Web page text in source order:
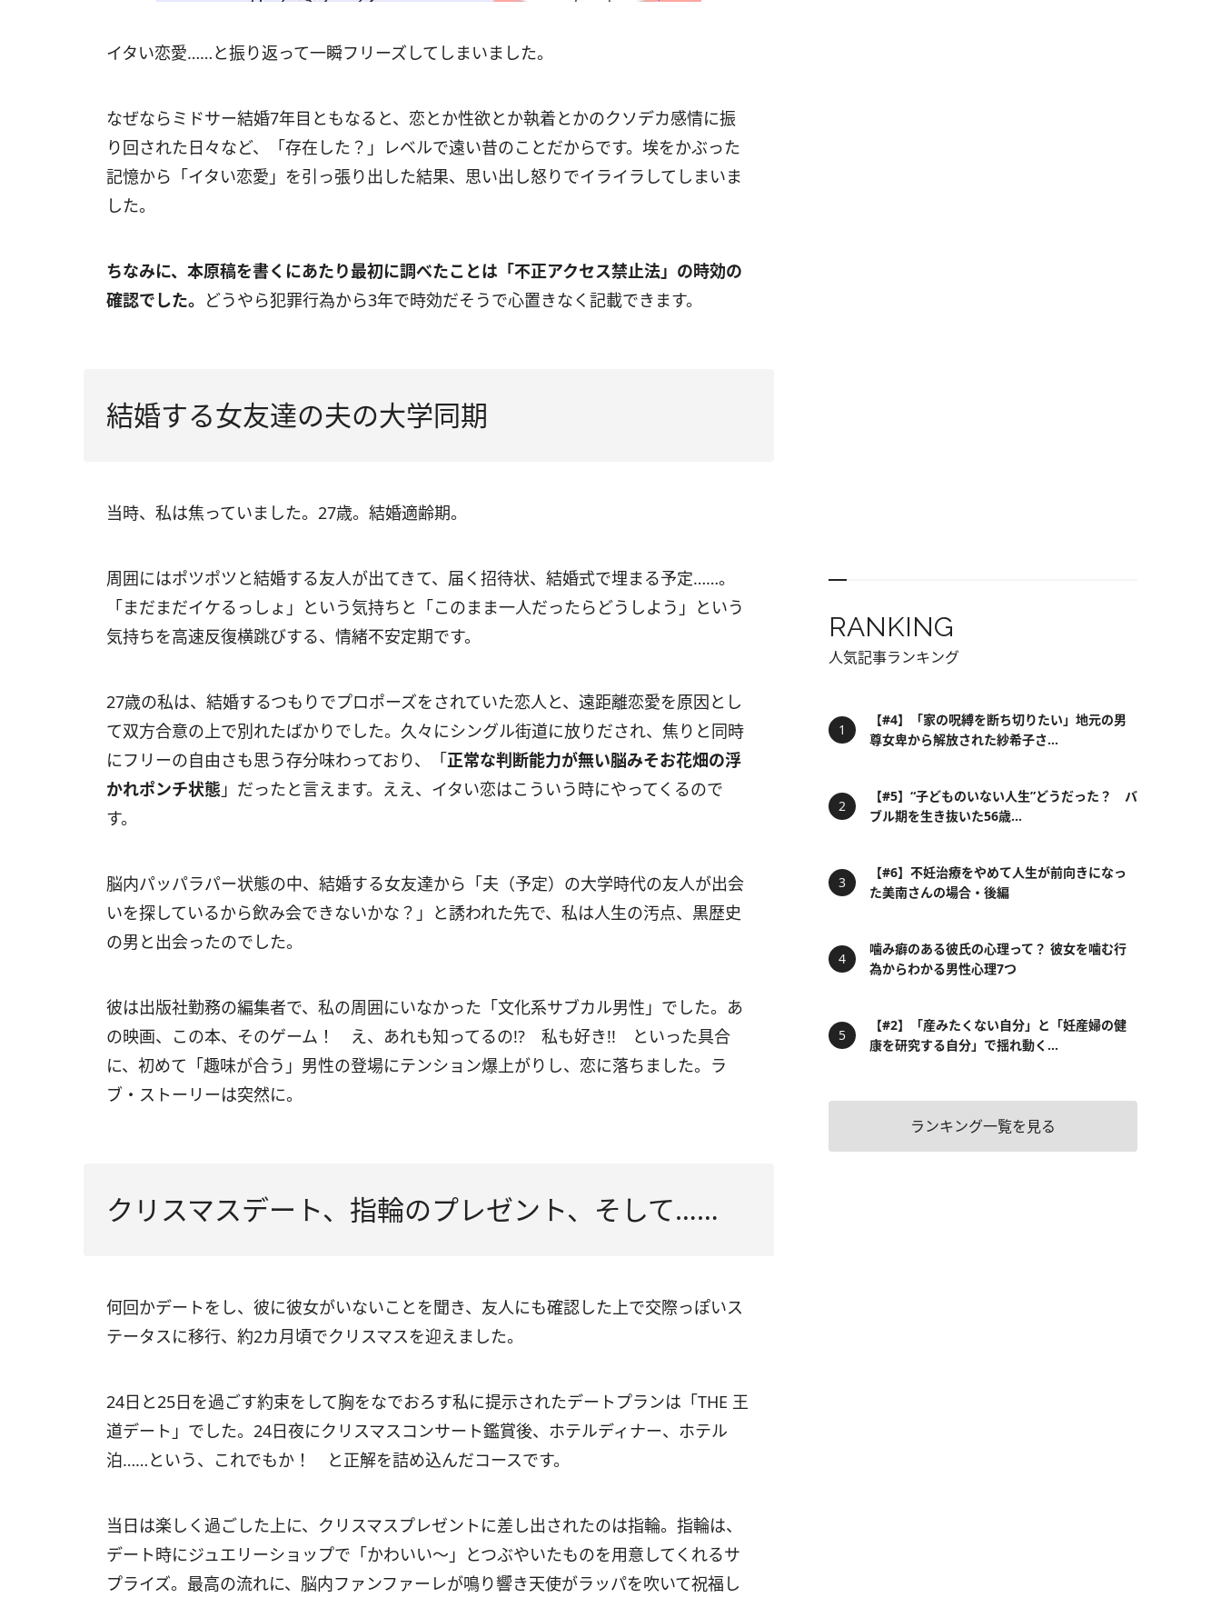
イタい恋愛……と振り返って一瞬フリーズしてしまいました。
なぜならミドサー結婚7年目ともなると、恋とか性欲とか執着とかのクソデカ感情に振
り回された日々など、「存在した？」レベルで遠い昔のことだからです。埃をかぶった
記憶から「イタい恋愛」を引っ張り出した結果、思い出し怒りでイライラしてしまいま
した。
ちなみに、本原稿を書くにあたり最初に調べたことは「不正アクセス禁止法」の時効の
確認でした。 どうやら犯罪行為から3年で時効だそうで心置きなく記載できます。
結婚する女友達の夫の大学同期
当時、私は焦っていました。27歳。結婚適齢期。
周囲にはポツポツと結婚する友人が出てきて、届く招待状、結婚式で埋まる予定……。
「まだまだイケるっしょ」という気持ちと「このまま一人だったらどうしよう」という
気持ちを高速反復横跳びする、情緒不安定期です。
27歳の私は、結婚するつもりでプロポーズをされていた恋人と、遠距離恋愛を原因とし
て双方合意の上で別れたばかりでした。久々にシングル街道に放りだされ、焦りと同時
にフリーの自由さも思う存分味わっており、「正常な判断能力が無い脳みそお花畑の浮
かれポンチ状態 」だったと言えます。ええ、イタい恋はこういう時にやってくるので
す。
脳内パッパラパー状態の中、結婚する女友達から「夫（予定）の大学時代の友人が出会
いを探しているから飲み会できないかな？」と誘われた先で、私は人生の汚点、黒歴史
の男と出会ったのでした。
彼は出版社勤務の編集者で、私の周囲にいなかった「文化系サブカル男性」でした。あ
の映画、この本、そのゲーム！ え、あれも知ってるの!? 私も好き!! といった具合
に、初めて「趣味が合う」男性の登場にテンション爆上がりし、恋に落ちました。ラ
ブ・ストーリーは突然に。
クリスマスデート、指輪のプレゼント、そして……
何回かデートをし、彼に彼女がいないことを聞き、友人にも確認した上で交際っぽいス
テータスに移行、約2カ月頃でクリスマスを迎えました。
24日と25日を過ごす約束をして胸をなでおろす私に提示されたデートプランは「THE 王
道デート」でした。24日夜にクリスマスコンサート鑑賞後、ホテルディナー、ホテル
泊……という、これでもか！ と正解を詰め込んだコースです。
当日は楽しく過ごした上に、クリスマスプレゼントに差し出されたのは指輪。指輪は、
デート時にジュエリーショップで「かわいい～」とつぶやいたものを用意してくれるサ
プライズ。最高の流れに、脳内ファンファーレが鳴り響き天使がラッパを吹いて祝福し
RANKING
人気記事ランキング
【#4】「家の呪縛を断ち切りたい」地元の男
尊女卑から解放された紗希子さ...
【#5】“子どものいない人生”どうだった？ バ
ブル期を生き抜いた56歳...
【#6】不妊治療をやめて人生が前向きになっ
た美南さんの場合・後編
噛み癖のある彼氏の心理って？ 彼女を噛む行
為からわかる男性心理7つ
【#2】「産みたくない自分」と「妊産婦の健
康を研究する自分」で揺れ動く...
ランキング一覧を見る